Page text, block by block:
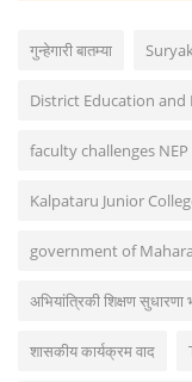
गुन्हेगारी बातम्या
District Education
faculty challenges NEP
Kalpataru Junior
government of
अभियांत्रिकी शिक्षण सुधारणा
शासकीय कार्यक्रम वाद